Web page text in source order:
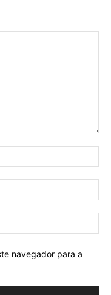
navegador para a